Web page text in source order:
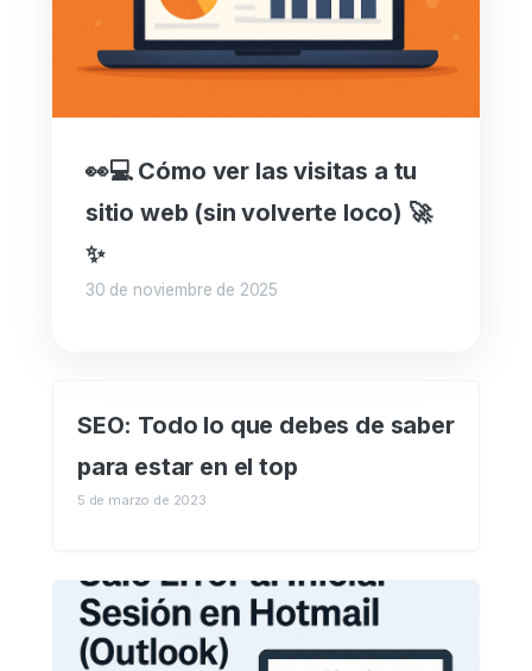
👀💻 Cómo ver las visitas a tu
sitio web (sin volverte loco) 🚀
✨
30 de noviembre de 2025
SEO: Todo lo que debes de saber
para estar en el top
5 de marzo de 2023